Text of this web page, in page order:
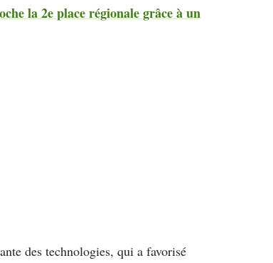
la 2e place régionale grâce à un
des technologies, qui a favorisé